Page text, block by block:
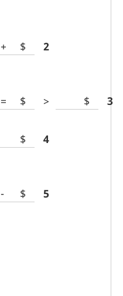
montant
+
Espace
montant
dollar
$ Line
2
=
Espace
le
montant
$ > $
Espace
3
$
Espace
montant
Line
4
-
Espace
$ Line
5